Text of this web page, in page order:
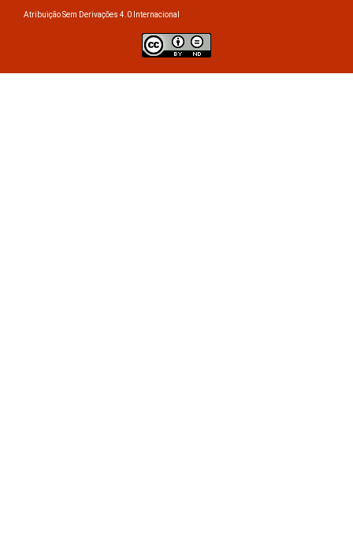
Atribuição Sem Derivações 4.0 Internacional